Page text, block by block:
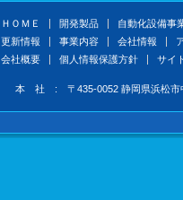
ＨＯＭＥ 開発製品
自動化設備事
更新情報
事業内容 会社情報
会社概要
個人情報保護方針 サイ
本 社 : 〒435-0052 静岡県浜松市